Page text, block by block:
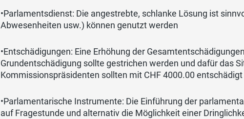
•Parlamentsdienst: Die angestrebte, schlanke Lösung ist
Abwesenheiten usw.) können genutzt werden
•Entschädigungen: Eine Erhöhung der
Grundentschädigung sollte gestrichen werden und dafür das
Kommissionspräsidenten sollten mit CHF 4000.00
•Parlamentarische Instrumente: Die Einführung der
auf Fragestunde und alternativ die Möglichkeit einer